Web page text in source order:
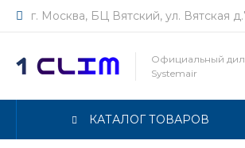
г. Москва, БЦ Вятский, ул. Вятская
Официальный
Systemair
КАТАЛОГ ТОВАРОВ